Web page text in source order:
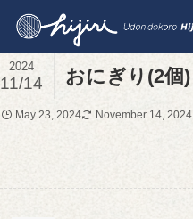
おにぎり(2個)
2024
11/14
May 23, 2024 November 14, 2024